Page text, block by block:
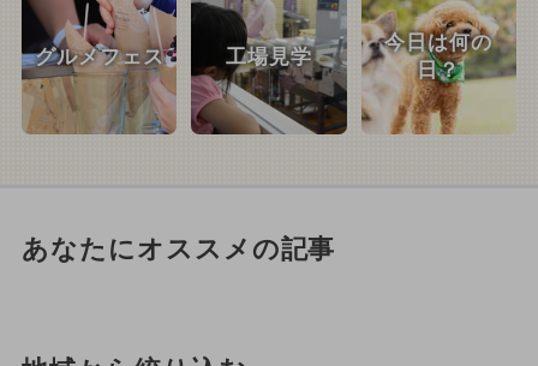
グルメフェス 工場見学
今日は何の
日？
あなたにオススメの記事